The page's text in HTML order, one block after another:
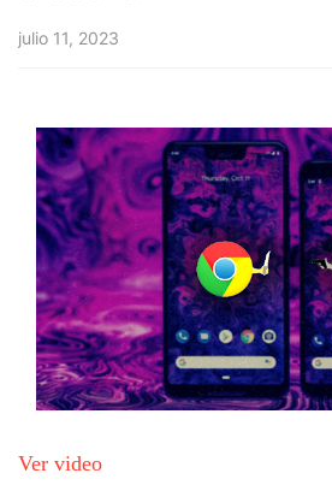
julio 11, 2023
Ver video